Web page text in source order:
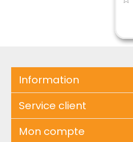
Information
Service client
Mon compte